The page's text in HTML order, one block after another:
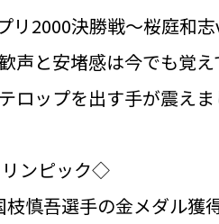
リ2000決勝戦～桜庭和
声と安堵感は今でも覚え
ロップを出す手が震えま
ンピック◇
慎吾選手の金メダル獲